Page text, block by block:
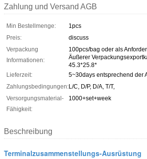
Zahlung und Versand AGB
Min Bestellmenge:
1pcs
Preis:
discuss
Verpackung
Informationen:
100pcs/bag oder als
Äußerer
45.3*25.8*
Lieferzeit:
5~30days entsprechend der
Zahlungsbedingungen:L/C, D/P, D/A, T/T,
Versorgungsmaterial-
Fähigkeit:
1000+set+week
Beschreibung
Terminalzusammenstellungs-Ausrüstung